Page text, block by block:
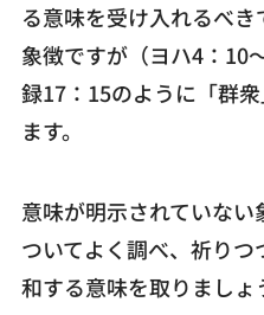
る意味を受け入れるべ
象徴ですが（ヨハ4：10
録17：15のように「群
ます。
意味が明示されていな
ついてよく調べ、祈り
和する意味を取りましょ